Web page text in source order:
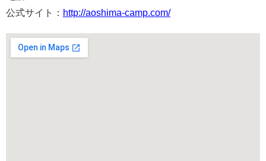
公式サイト： http://aoshima-camp.com/